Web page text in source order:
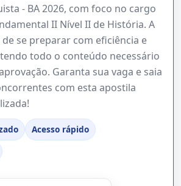
- BA 2026, com foco no cargo
II Nível II de História. A
se preparar com eficiência e
todo o conteúdo necessário
Garanta sua vaga e saia
com esta apostila
Acesso rápido